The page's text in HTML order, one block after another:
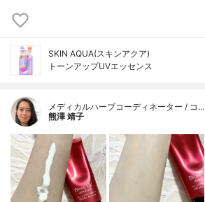
SKIN AQUA(スキンアクア)
トーンアップUVエッセンス
メディカルハーブコーディネーター / コ…
熊澤 靖子